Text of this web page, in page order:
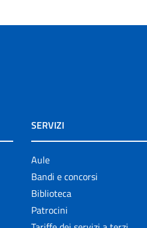
SERVIZI
Aule
Bandi e concorsi
Biblioteca
Patrocini